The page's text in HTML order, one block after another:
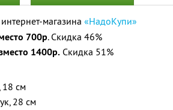
магазина «НадоКупи»
700р. Скидка 46%
1400р. Скидка 51%
18 см
28 см